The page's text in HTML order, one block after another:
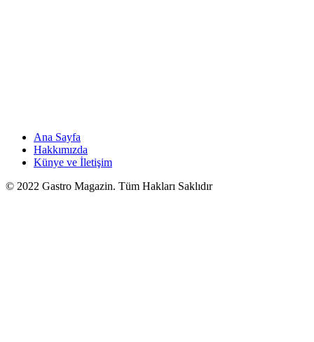
Ana Sayfa
Hakkımızda
Künye ve İletişim
© 2022 Gastro Magazin. Tüm Hakları Saklıdır